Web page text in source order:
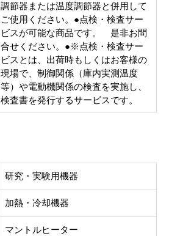
調節器または温度調節器と併用して
ご使用ください。●点検・検査サー
ビスが可能な商品です。 是非お問
合せください。●※点検・検査サー
ビスとは、出荷時もしくはお客様の
現場で、制御関係（庫内実測温度
等）や電動機関係の検査を実施し、
検査書を発行するサービスです。
研究・実験用機器
加熱・冷却機器
マントルヒーター